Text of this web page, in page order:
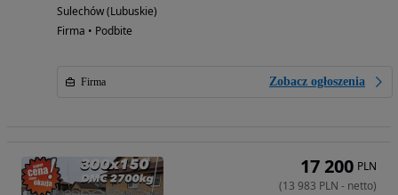
Sulechów (Lubuskie)
Firma • Podbite
Firma Zobacz ogłoszenia
17 200 PLN
(13 983 PLN - netto)